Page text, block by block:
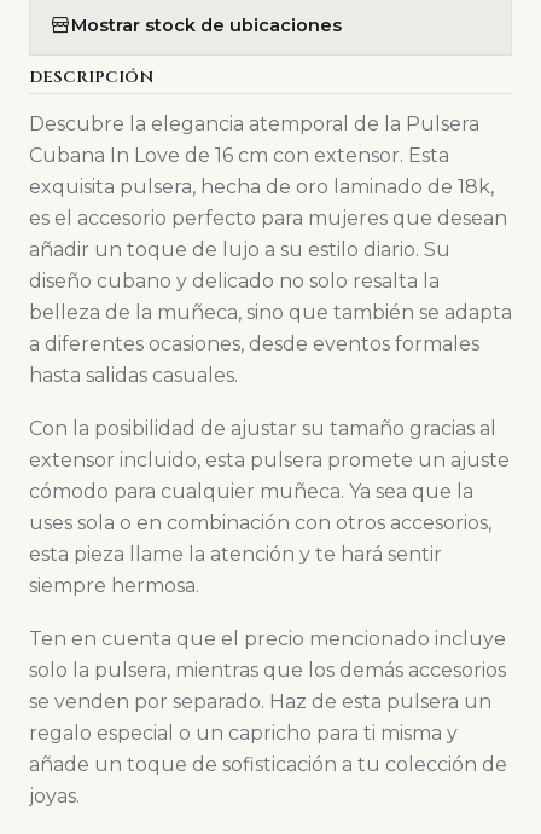
Mostrar stock de ubicaciones
DESCRIPCIÓN
Descubre la elegancia atemporal de la Pulsera
Cubana In Love de 16 cm con extensor. Esta
exquisita pulsera, hecha de oro laminado de 18k,
es el accesorio perfecto para mujeres que desean
añadir un toque de lujo a su estilo diario. Su
diseño cubano y delicado no solo resalta la
belleza de la muñeca, sino que también se adapta
a diferentes ocasiones, desde eventos formales
hasta salidas casuales.
Con la posibilidad de ajustar su tamaño gracias al
extensor incluido, esta pulsera promete un ajuste
cómodo para cualquier muñeca. Ya sea que la
uses sola o en combinación con otros accesorios,
esta pieza llame la atención y te hará sentir
siempre hermosa.
Ten en cuenta que el precio mencionado incluye
solo la pulsera, mientras que los demás accesorios
se venden por separado. Haz de esta pulsera un
regalo especial o un capricho para ti misma y
añade un toque de sofisticación a tu colección de
joyas.